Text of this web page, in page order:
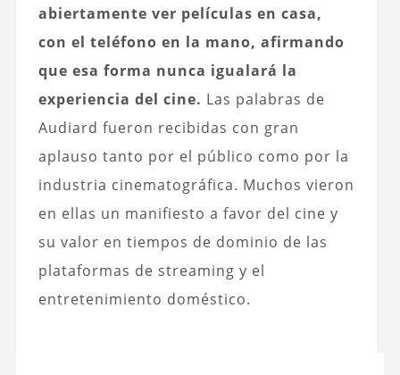
abiertamente ver películas en casa,
con el teléfono en la mano, afirmando
que esa forma nunca igualará la
experiencia del cine. Las palabras de
Audiard fueron recibidas con gran
aplauso tanto por el público como por la
industria cinematográfica. Muchos vieron
en ellas un manifiesto a favor del cine y
su valor en tiempos de dominio de las
plataformas de streaming y el
entretenimiento doméstico.